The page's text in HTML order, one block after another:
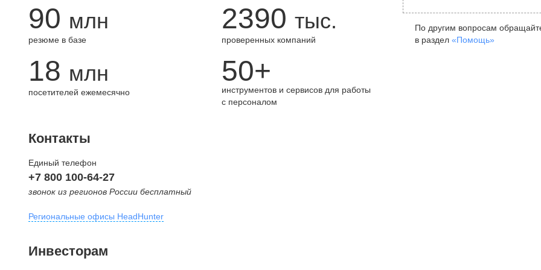
90 млн
резюме в базе
2390 тыс.
проверенных компаний
18 млн
посетителей ежемесячно
50+
инструментов и сервисов для работы
с персоналом
По другим вопросам
в раздел «Помощь»
Контакты
Единый телефон
+7 800 100-64-27
звонок из регионов России бесплатный
Региональные офисы HeadHunter
внутригородская территория
Инвесторам